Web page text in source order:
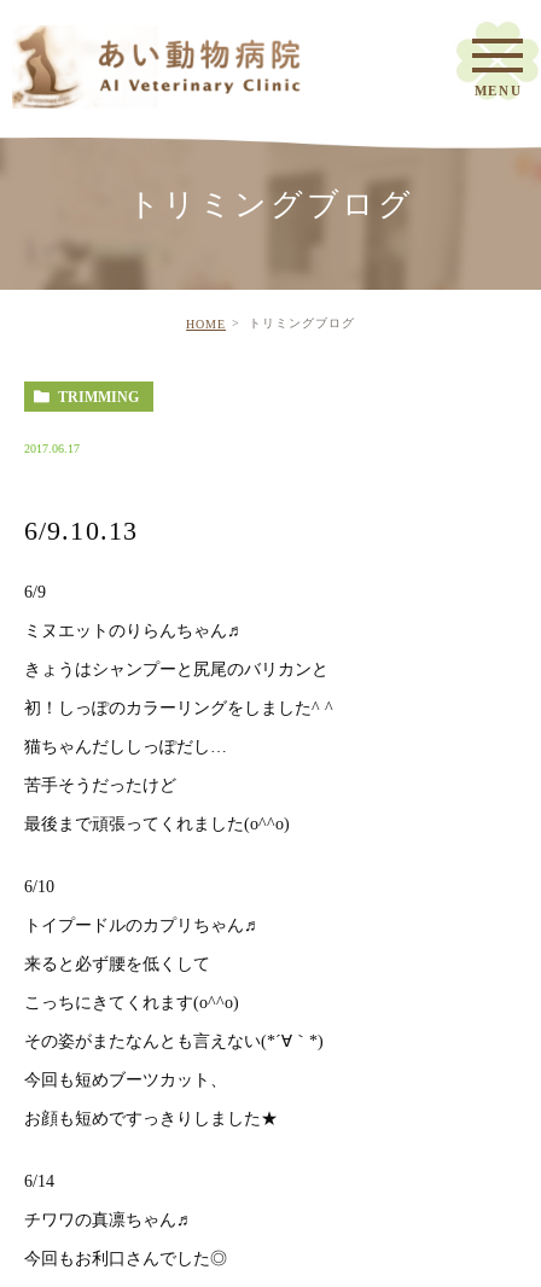
トリミングブログ
HOME トリミングブログ
TRIMMING
2017.06.17
6/9.10.13
6/9
ミヌエットのりらんちゃん♬
きょうはシャンプーと尻尾のバリカンと
初！しっぽのカラーリングをしました^ ^
猫ちゃんだししっぽだし…
苦手そうだったけど
最後まで頑張ってくれました(o^^o)
6/10
トイプードルのカプリちゃん♬
来ると必ず腰を低くして
こっちにきてくれます(o^^o)
その姿がまたなんとも言えない(*´∀｀*)
今回も短めブーツカット、
お顔も短めですっきりしました★
6/14
チワワの真凛ちゃん♬
今回もお利口さんでした◎